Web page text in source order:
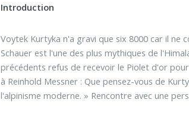
Introduction
Voytek Kurtyka n'a gravi que six 8000 car il ne
Schauer est l'une des plus mythiques de
précédents refus de recevoir le Piolet d'or
à Reinhold Messner : Que pensez-vous de
l'alpinisme moderne. » Rencontre avec une